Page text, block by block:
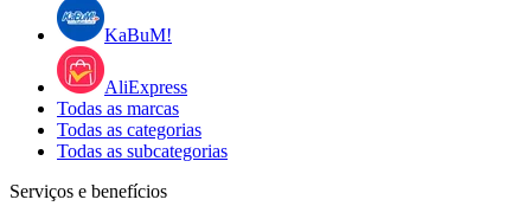
KaBuM!
AliExpress
Todas as marcas
Todas as categorias
Todas as subcategorias
Serviços e benefícios